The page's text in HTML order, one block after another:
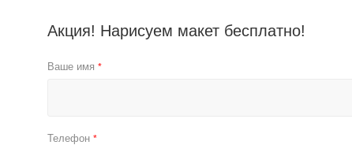
Акция! Нарисуем макет бесплатно!
Ваше имя *
Телефон *